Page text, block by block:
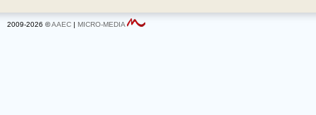
2009-2026 ©AAEC | MICRO-MEDIA